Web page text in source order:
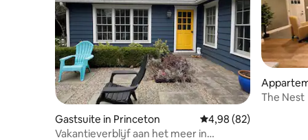
Gastsuite in Princeton Gemiddelde
4,98 (82)
Vakantieverblijf aan het meer in
ship
The Nest